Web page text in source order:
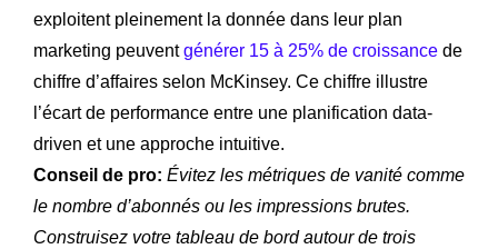
exploitent pleinement la donnée dans leur plan
marketing peuventgénérer 15 à 25% de croissance de
chiffre d’affaires selon McKinsey. Ce chiffre illustre
l’écart de performance entre une planification data-
driven et une approche intuitive.
Conseil de pro: Évitez les métriques de vanité comme
le nombre d’abonnés ou les impressions brutes.
Construisez votre tableau de bord autour de trois